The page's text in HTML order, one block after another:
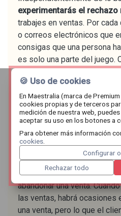
experimentarás el rechazo
trabajes en ventas. Por
o correos electrónicos que
consigas que una persona
es solo una parte del juego.
las ventas te enseñan a
e intentarlo de nuevo. Y lo
ventas enseñan humildad,
que ofrecer es algo que el
perfectamente bien.
Aprenderás
dejarlo pasar
Si crees que el rechazo es
abandonar una venta.
las ventas, habrá ocasiones
una venta, pero lo que el
🍪 Uso de cookies
En Maestralia (marca de
cookies propias y de terceros
medición de nuestra web,
aceptar su uso en los botones a
Para obtener más información
cookies
Configurar
Rechazar todo